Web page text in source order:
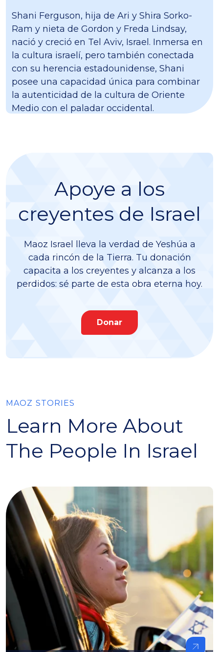
Shani Ferguson, hija de Ari y Shira Sorko-
Ram y nieta de Gordon y Freda Lindsay,
nació y creció en Tel Aviv, Israel. Inmersa en
la cultura israelí, pero también conectada
con su herencia estadounidense, Shani
posee una capacidad única para combinar
la autenticidad de la cultura de Oriente
Medio con el paladar occidental.
Apoye a los
creyentes de Israel
Maoz Israel lleva la verdad de Yeshúa a
cada rincón de la Tierra. Tu donación
capacita a los creyentes y alcanza a los
perdidos: sé parte de esta obra eterna hoy.
Donar
MAOZ STORIES
Learn More About
The People In Israel